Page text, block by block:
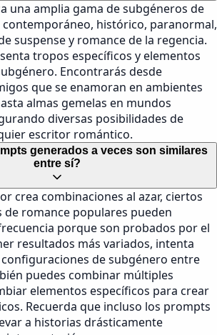
una amplia gama de subgéneros de
histórico, paranormal,
suspense y romance de la regencia.
tropos específicos y elementos
Encontrarás desde
que se enamoran en ambientes
almas gemelas en mundos
diversas posibilidades de
escritor romántico.
generados a veces son similares
entre sí?
crea combinaciones al azar, ciertos
romance populares pueden
porque son probados por el
resultados más variados, intenta
de subgénero entre
puedes combinar múltiples
elementos específicos para crear
Recuerda que incluso los prompts
a historias drásticamente